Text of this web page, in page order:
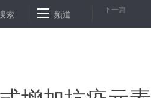
创新低 银保监会：坚决纠正贷款
索 频道 下一篇